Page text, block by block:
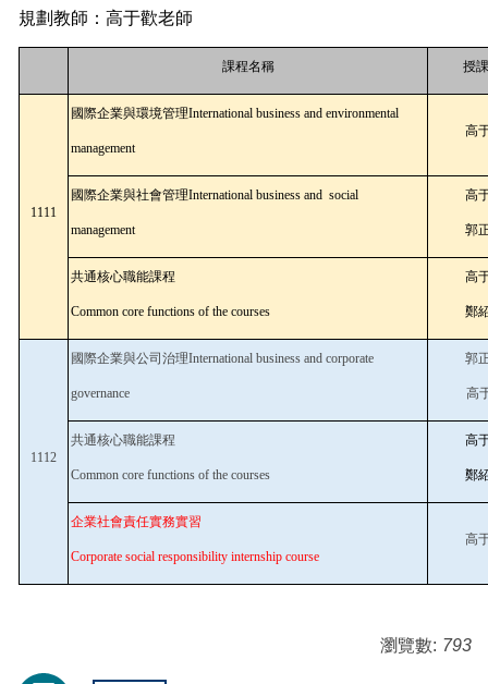
規劃教師：高于歡老師
課程名稱 授
1111
國際企業與環境管理International business and environmental
management
高
國際企業與社會管理International business and social
management
高
郭
共通核心職能課程
Common core functions of the courses
高
鄭
1112
國際企業與公司治理International business and corporate
governance
郭
高
共通核心職能課程
Common core functions of the courses
高
鄭
企業社會責任實務實習
Corporate social responsibility internship course
高
瀏覽數: 793